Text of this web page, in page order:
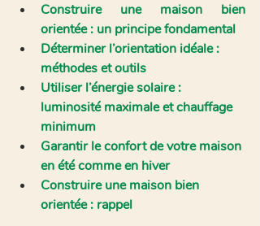
Construire une maison bien
orientée : un principe fondamental
Déterminer l’orientation idéale :
méthodes et outils
Utiliser l’énergie solaire :
luminosité maximale et chauffage
minimum
Garantir le confort de votre maison
en été comme en hiver
Construire une maison bien
orientée : rappel